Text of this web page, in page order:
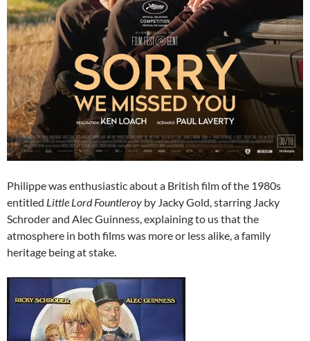
Philippe was enthusiastic about a British film of the 1980s
entitled Little Lord Fountleroy by Jacky Gold, starring Jacky
Schroder and Alec Guinness, explaining to us that the
atmosphere in both films was more or less alike, a family
heritage being at stake.